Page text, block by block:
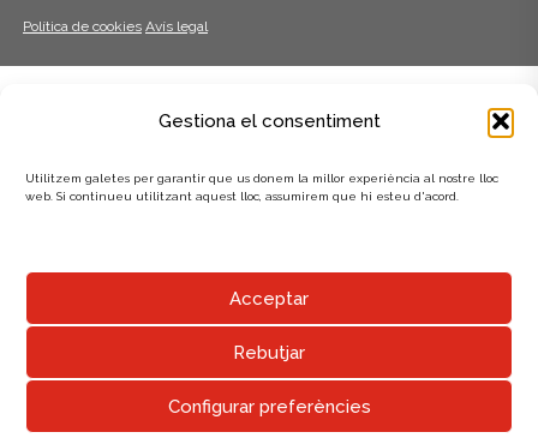
Gestiona el consentiment
Utilitzem galetes per garantir que us donem la millor experiència al nostre lloc
web. Si continueu utilitzant aquest lloc, assumirem que hi esteu d'acord.
Acceptar
Rebutjar
Configurar preferències
Política de cookies Avís legal
AMB EL SUPORT DE:
UNIÓ EXCURSIONISTA DE SABADELL